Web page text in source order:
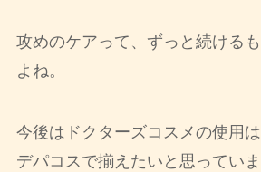
攻めのケアって、ずっと続ける
よね。
今後はドクターズコスメの使用は
デパコスで揃えたいと思っていま